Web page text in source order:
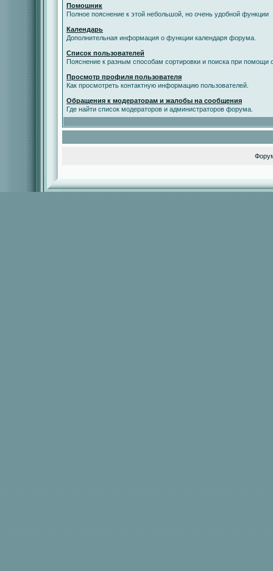
Помошник
Полное пояснение к этой небольшой, но очень удобной функции
Календарь
Дополнительная информация о функции календаря форума.
Список пользователей
Пояснение к разным способам сортировки и поиска при помощи
Просмотр профиля пользователя
Как просмотреть контактную информацию пользователей.
Обращения к модераторам и жалобы на сообщения
Где найти список модераторов и администраторов форума.